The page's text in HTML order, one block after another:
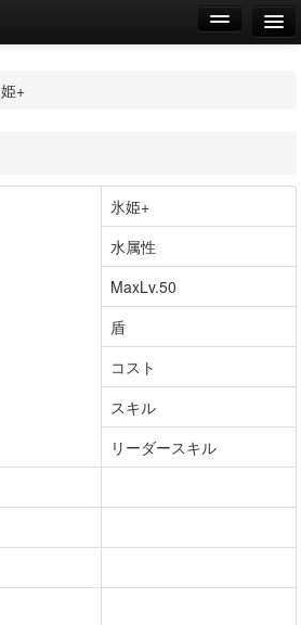
+
氷姫+
水属性
MaxLv.50
盾
コスト
スキル
リーダースキル